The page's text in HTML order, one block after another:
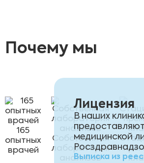
Почему мы
165
опытных
врачей
Собственная
лаборатория
анализов
Лицензия
В наших
медицинской
Выписка из